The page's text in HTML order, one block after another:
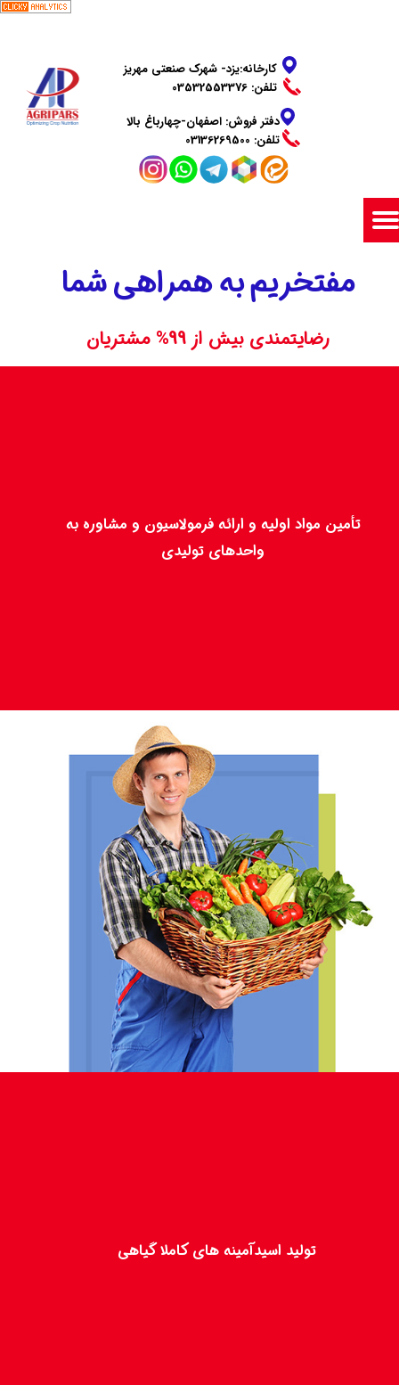
دفتر فروش: اصفهان-چهارباغ بالا
​​​​​​​تلفن: 03136269500
​​​​​​​کارخانه:یزد- شهرک صنعتی مهریز
تلفن: 03532553376
مفتخریم به همراهی شما
رضایتمندی بیش از 99% مشتریان​​​​​​​
تولید اسیدآمینه ­های کاملا گیاهی
تأمین مواد اولیه و ارائه فرمولاسیون و مشاوره به
واحدهای تولیدی